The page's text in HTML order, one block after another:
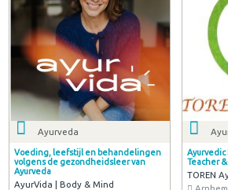
Ayurveda
Voeding, leefstijl en behandelingen
volgens de gezondheidsleer van
Ayurveda
AyurVida | Body & Mind
Ayurvedic
Teacher
TOREN
Arnhem